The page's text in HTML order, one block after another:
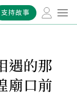
支持故事
遇的那
口前